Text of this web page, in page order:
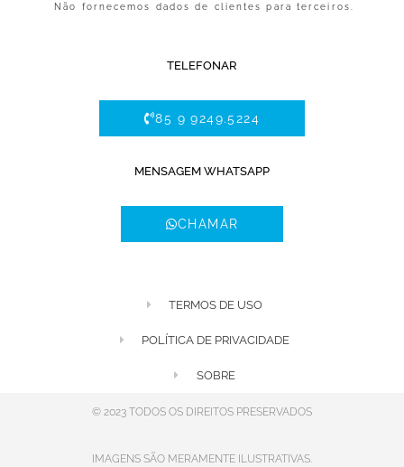
Não fornecemos dados de clientes para terceiros.
TELEFONAR
85 9 9249.5224
MENSAGEM WHATSAPP
CHAMAR
TERMOS DE USO
POLÍTICA DE PRIVACIDADE
SOBRE
© 2023 TODOS OS DIREITOS PRESERVADOS
IMAGENS SÃO MERAMENTE ILUSTRATIVAS.